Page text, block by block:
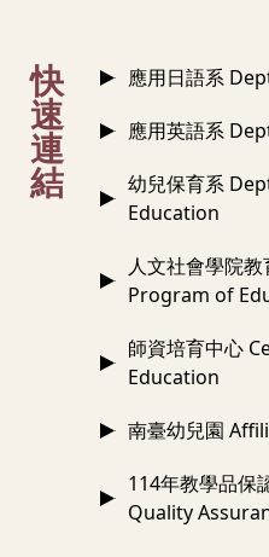
快
速
連
結
應用日語系
應用英語系
幼兒保育系
Education
人文社會學院
Program of
師資培育中心
Education
南臺幼兒園
114年教學品保
Quality